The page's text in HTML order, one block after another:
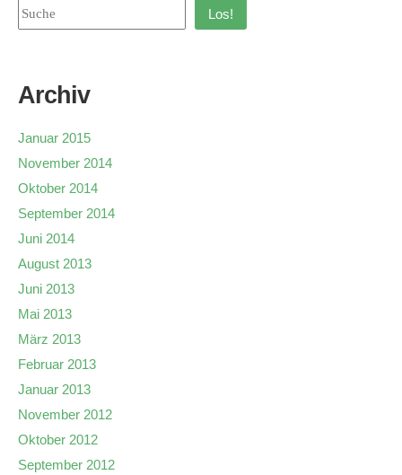
Los!
Archiv
Januar 2015
November 2014
Oktober 2014
September 2014
Juni 2014
August 2013
Juni 2013
Mai 2013
März 2013
Februar 2013
Januar 2013
November 2012
Oktober 2012
September 2012